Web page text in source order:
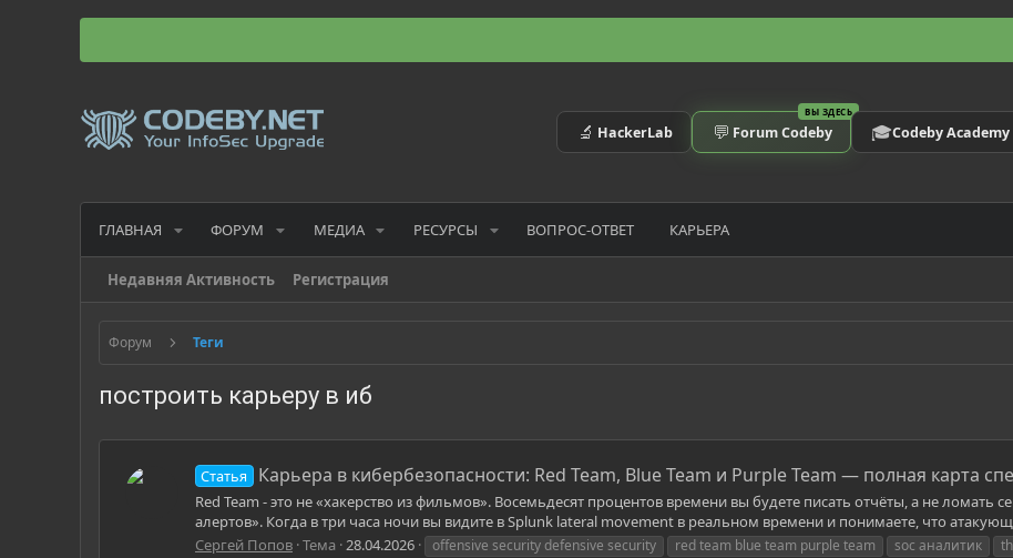
🔬 HackerLab
ВЫ ЗДЕСЬ
💬 Forum Codeby 🎓Codeby Academy
ГЛАВНАЯ ФОРУМ МЕДИА РЕСУРСЫ ВОПРОС-ОТВЕТ КАРЬЕРА
Недавняя Активность Регистрация
Форум Теги
построить карьеру в иб
Статья Карьера в кибербезопасности: Red Team, Blue Team и Purple Team — полная карта
Red Team - это не «хакерство из фильмов». Восемьдесят процентов времени вы будете писать отчёты, а не ломать
алертов». Когда в три часа ночи вы видите в Splunk lateral movement в реальном времени и понимаете, что
Сергей Попов Тема 28.04.2026 offensive security defensive security red team blue team purple team soc аналитик